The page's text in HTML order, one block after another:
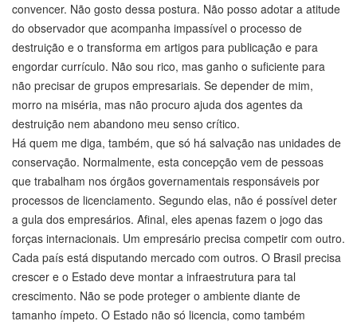
convencer. Não gosto dessa postura. Não posso adotar a atitude
do observador que acompanha impassível o processo de
destruição e o transforma em artigos para publicação e para
engordar currículo. Não sou rico, mas ganho o suficiente para
não precisar de grupos empresariais. Se depender de mim,
morro na miséria, mas não procuro ajuda dos agentes da
destruição nem abandono meu senso crítico.
Há quem me diga, também, que só há salvação nas unidades de
conservação. Normalmente, esta concepção vem de pessoas
que trabalham nos órgãos governamentais responsáveis por
processos de licenciamento. Segundo elas, não é possível deter
a gula dos empresários. Afinal, eles apenas fazem o jogo das
forças internacionais. Um empresário precisa competir com outro.
Cada país está disputando mercado com outros. O Brasil precisa
crescer e o Estado deve montar a infraestrutura para tal
crescimento. Não se pode proteger o ambiente diante de
tamanho ímpeto. O Estado não só licencia, como também